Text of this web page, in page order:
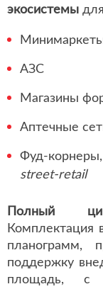
экосистемы
АЗС
Магазины
Аптечные
Фуд-
street-retail
Полный
Комплектация
планограмм,
поддержку
площадь, с